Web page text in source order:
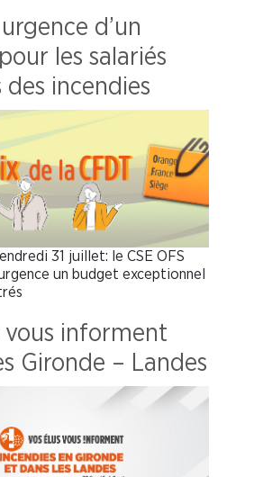
d’un
les salariés
incendies
31 juillet: le CSE OFS
un budget exceptionnel
vous informent
Gironde – Landes